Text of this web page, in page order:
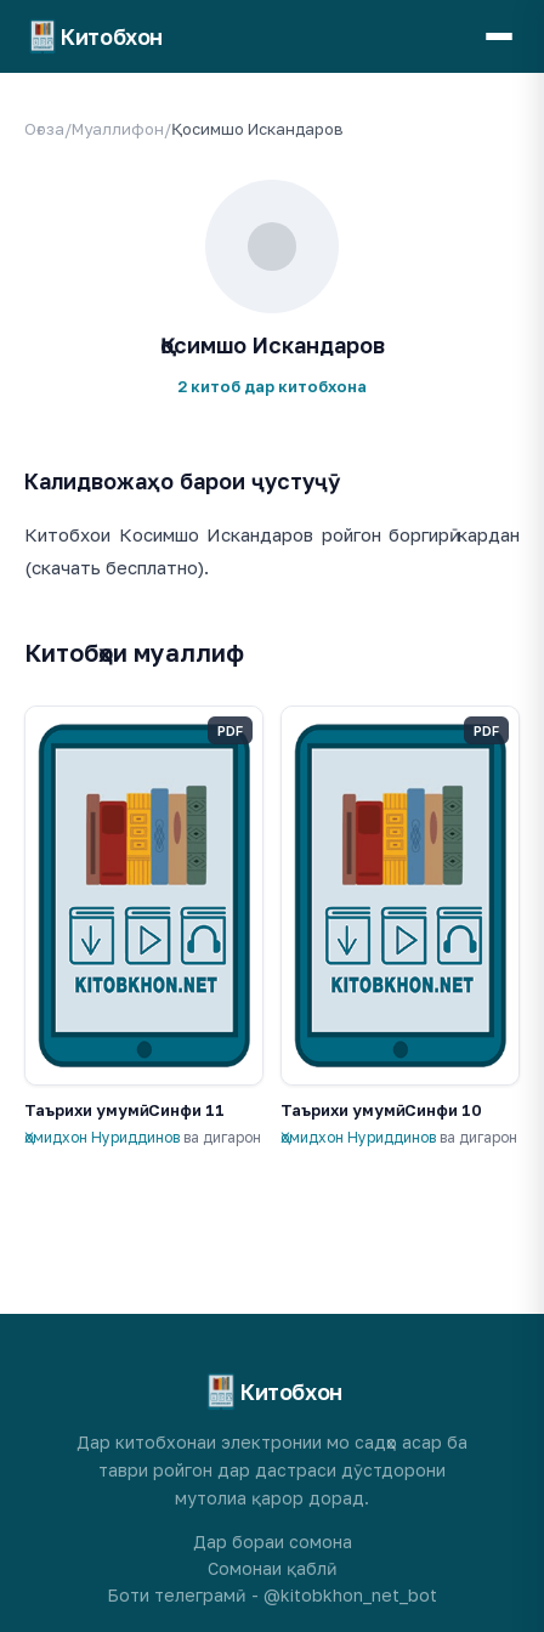
Китобхон
Оғоза/Муаллифон/Қосимшо Искандаров
Қосимшо Искандаров
2 китоб дар китобхона
Калидвожаҳо барои ҷустуҷӯ
Китобхои Косимшо Искандаров ройгон боргирӣ кардан
(скачать бесплатно).
Китобҳои муаллиф
PDF
Таърихи умумӣ. Синфи 11
Ҳомидхон Нуриддинов ва дигарон
PDF
Таърихи умумӣ. Синфи 10
Ҳомидхон Нуриддинов ва дигарон
Китобхон
Дар китобхонаи электронии мо садҳо асар ба
таври ройгон дар дастраси дӯстдорони
мутолиа қарор дорад.
Дар бораи сомона
Сомонаи қаблӣ
Боти телеграмӣ - @kitobkhon_net_bot